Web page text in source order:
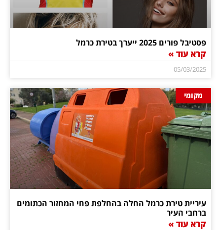
פסטיבל פורים 2025 ייערך בטירת כרמל
קרא עוד »
05/03/2025
מקומי
עיריית טירת כרמל החלה בהחלפת פחי המחזור הכתומים
ברחבי העיר
קרא עוד »